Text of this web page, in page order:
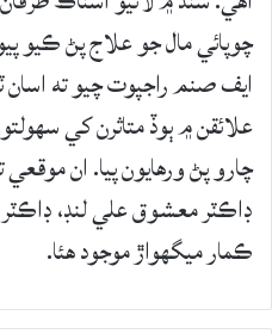
چوپائي مال جو علاج پڻ ڪيو
ايف صنم راجپوت چيو ته اسان
علائقن ۾ ٻوڏ متاثرن کي
چارو پڻ ورهايون پيا. ان
ڊاڪٽر معشوق علي لنڊ، ڊاڪٽر
ڪمار ميگھواڙ موجود هئا.